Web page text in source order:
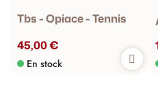
Tbs - Opiace - Tennis
45,00 €
En stock